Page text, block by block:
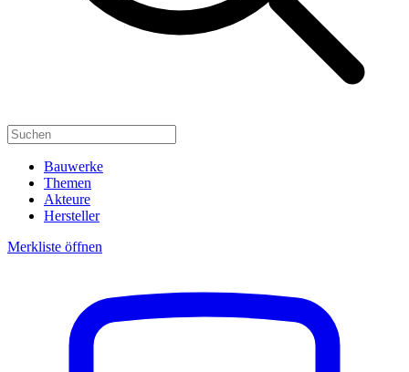
Bauwerke
Themen
Akteure
Hersteller
Merkliste öffnen